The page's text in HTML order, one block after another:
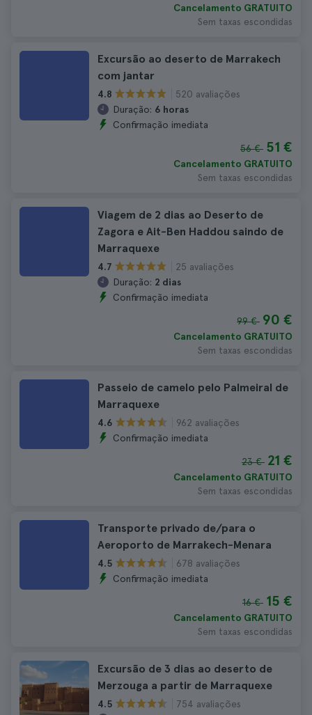
Cancelamento GRATUITO
Sem taxas escondidas
Excursão ao deserto de Marrakech
com jantar
4.8
520 avaliações
Duração: 6 horas
Confirmação imediata
56 € 51 €
Cancelamento GRATUITO
Sem taxas escondidas
Viagem de 2 dias ao Deserto de
Zagora e Ait-Ben Haddou saindo de
Marraquexe
4.7
25 avaliações
Duração: 2 dias
Confirmação imediata
99 € 90 €
Cancelamento GRATUITO
Sem taxas escondidas
Passeio de camelo pelo Palmeiral de
Marraquexe
4.6
962 avaliações
Confirmação imediata
23 € 21 €
Cancelamento GRATUITO
Sem taxas escondidas
Transporte privado de/para o
Aeroporto de Marrakech-Menara
4.5
678 avaliações
Confirmação imediata
16 € 15 €
Cancelamento GRATUITO
Sem taxas escondidas
Excursão de 3 dias ao deserto de
Merzouga a partir de Marraquexe
4.5
754 avaliações